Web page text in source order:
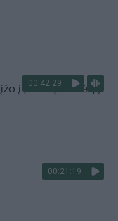
00:42:29
į praeitį: kodėl jų
00:21:19